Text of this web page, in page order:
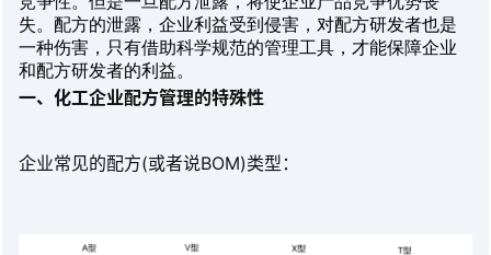
失。配方的泄露，企业利益受到侵害，对配方研发者也是
一种伤害，只有借助科学规范的管理工具，才能保障企业
和配方研发者的利益。
一、化工企业配方管理的特殊性
企业常见的配方(或者说BOM)类型：